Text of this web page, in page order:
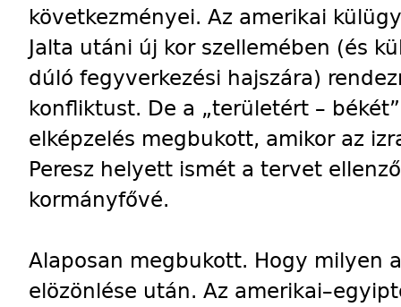
következményei. Az amerikai
Jalta utáni új kor szellemében (és
dúló fegyverkezési hajszára)
konfliktust. De a „területért –
elképzelés megbukott, amikor az
Peresz helyett ismét a tervet
kormányfővé.
Alaposan megbukott. Hogy milyen
elözönlése után. Az